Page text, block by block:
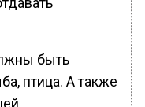
быть
птица. А также